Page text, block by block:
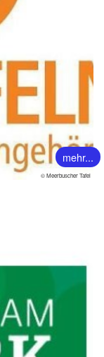
mehr...
© Meerbuscher Tafel